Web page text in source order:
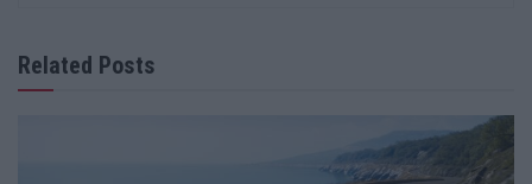
Related Posts